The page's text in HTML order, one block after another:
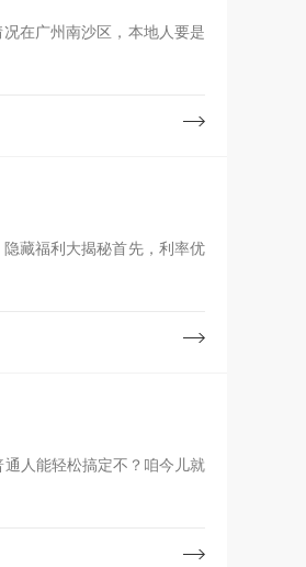
在广州南沙区，本地人要是
藏福利大揭秘首先，利率优
人能轻松搞定不？咱今儿就